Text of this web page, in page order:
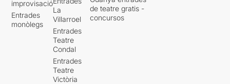
improvisació
Entrades
monòlegs
La
Villarroel
Entrades
Teatre
Condal
Entrades
Teatre
Victòria
de teatre gratis -
concursos